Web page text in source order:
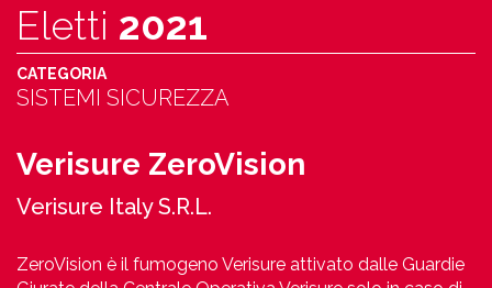
Eletti 2021
CATEGORIA
SISTEMI SICUREZZA
Verisure ZeroVision
Verisure Italy S.R.L.
ZeroVision è il fumogeno Verisure attivato dalle Guardie